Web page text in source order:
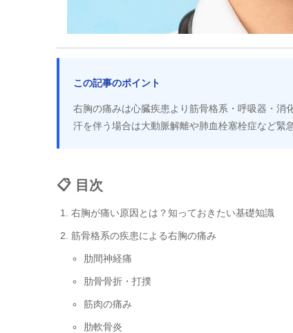
この記事のポイント
右胸の痛みは心臓疾患より筋骨格系・呼吸器・消
汗を伴う場合は大動脈解離や肺血栓塞栓症など緊
📋 目次
右胸が痛い原因とは？知っておきたい基礎知識
筋骨格系の疾患による右胸の痛み
肋間神経痛
肋骨骨折・打撲
筋肉の痛み
肋軟骨炎